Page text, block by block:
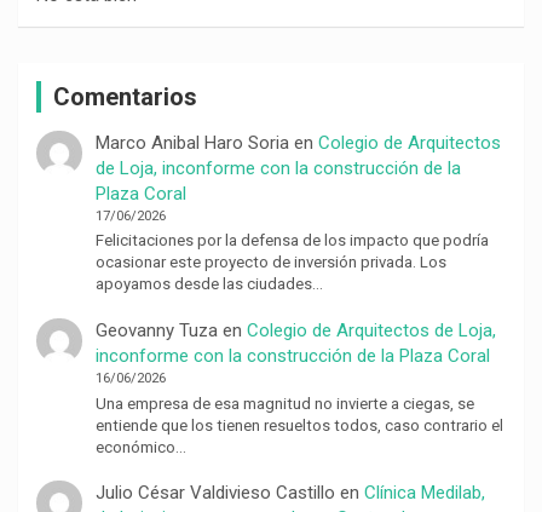
Comentarios
Marco Anibal Haro Soriaen Colegio de Arquitectos
de Loja, inconforme con la construcción de la
Plaza Coral
17/06/2026
Felicitaciones por la defensa de los impacto que podría
ocasionar este proyecto de inversión privada. Los
apoyamos desde las ciudades…
Geovanny Tuzaen Colegio de Arquitectos de Loja,
inconforme con la construcción de la Plaza Coral
16/06/2026
Una empresa de esa magnitud no invierte a ciegas, se
entiende que los tienen resueltos todos, caso contrario el
económico…
Julio César Valdivieso Castillo en Clínica Medilab,